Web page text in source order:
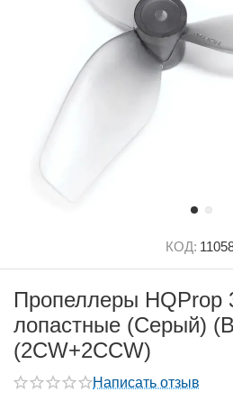
КОД:
Пропеллеры HQProp
лопастные (Серый)
(2CW+2CCW)
Написать отзыв